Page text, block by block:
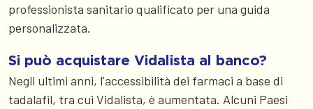
professionista sanitario qualificato per una guida
personalizzata.
Si può acquistare Vidalista al banco?
Negli ultimi anni, l'accessibilità dei farmaci a base di
tadalafil, tra cui Vidalista, è aumentata. Alcuni Paesi